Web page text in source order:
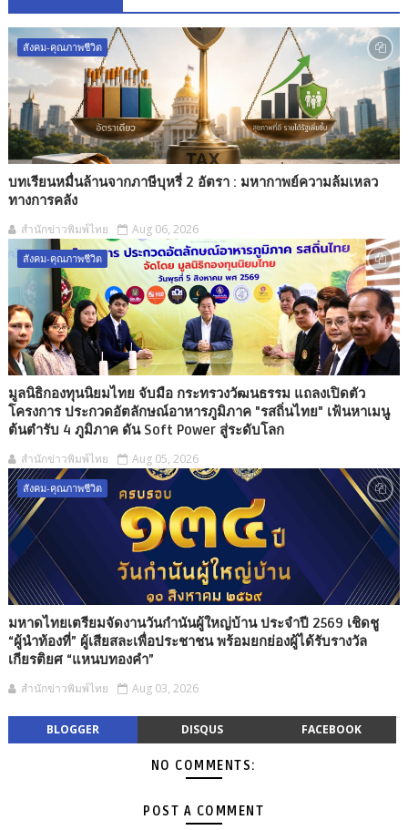
สังคม-คุณภาพชีวิต
บทเรียนหมื่นล้านจากภาษีบุหรี่ 2 อัตรา : มหากาพย์ความล้มเหลว
ทางการคลัง
สำนักข่าวพิมพ์ไทย Aug 06, 2026
สังคม-คุณภาพชีวิต
มูลนิธิกองทุนนิยมไทย จับมือ กระทรวงวัฒนธรรม แถลงเปิดตัว
โครงการ ประกวดอัตลักษณ์อาหารภูมิภาค "รสถิ่นไทย" เฟ้นหาเมนู
ต้นตำรับ 4 ภูมิภาค ดัน Soft Power สู่ระดับโลก
สำนักข่าวพิมพ์ไทย Aug 05, 2026
สังคม-คุณภาพชีวิต
มหาดไทยเตรียมจัดงานวันกำนันผู้ใหญ่บ้าน ประจำปี 2569 เชิดชู
“ผู้นำท้องที่” ผู้เสียสละเพื่อประชาชน พร้อมยกย่องผู้ได้รับรางวัล
เกียรติยศ “แหนบทองคำ”
สำนักข่าวพิมพ์ไทย Aug 03, 2026
BLOGGER DISQUS FACEBOOK
NO COMMENTS:
POST A COMMENT